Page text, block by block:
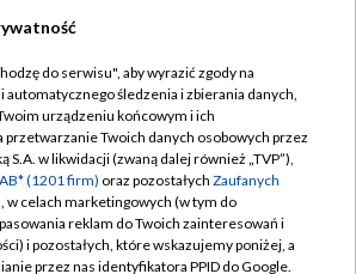
TVP
TVP
Cyfrowa
Regulamin TVP
Polityka prywatności
Moje zgody
Pomoc
do serwisu", aby wyrazić zgody na
śledzenia i zbierania danych,
urządzeniu końcowym i ich
Twoich danych osobowych przez
S.A. w likwidacji (zwaną dalej również „TVP”),
(1201 firm) oraz pozostałych Zaufanych
, w celach marketingowych (w tym do
reklam do Twoich zainteresowań i
i pozostałych, które wskazujemy poniżej, a
przez nas identyfikatora PPID do Google.